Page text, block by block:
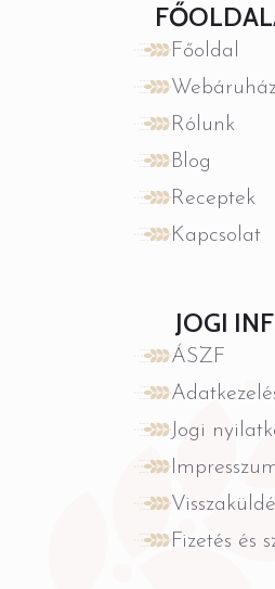
Főoldal
Rólunk
Blog
Receptek
Kapcsolat
JOGI
ÁSZF
Jogi
Fizetés és